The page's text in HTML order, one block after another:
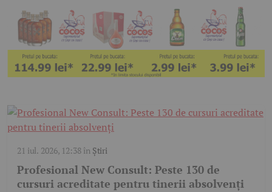
21 iul. 2026, 12:38în Știri
Profesional New Consult: Peste 130 de
cursuri acreditate pentru tinerii absolvenți